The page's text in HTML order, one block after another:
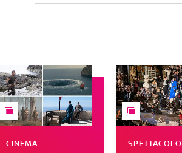
CINEMA SPETTACOLO